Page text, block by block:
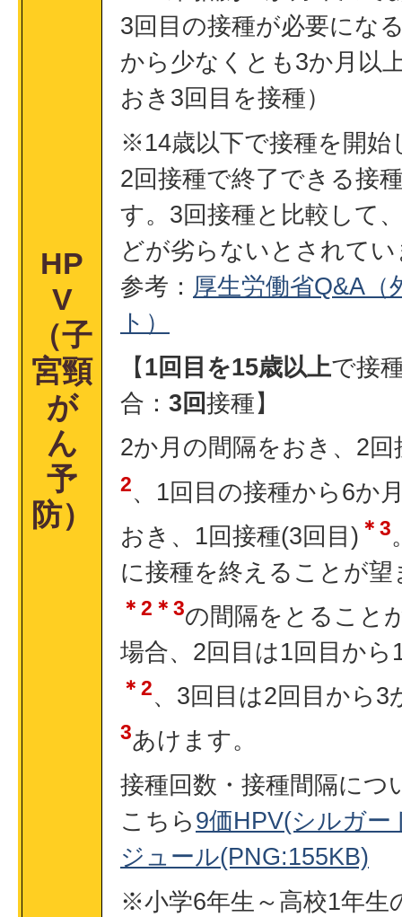
HP
V
（子
宮頸
が
ん
予
防）
3回目の接種が必要にな
から少なくとも3か月以
おき3回目を接種）
※14歳以下で接種を開始
2回接種で終了できる接
す。3回接種と比較して
どが劣らないとされて
参考： 厚生労働省Q&A（
ト）
【1回目を15歳以上で接
合： 3回接種】
2か月の間隔をおき、2回
2、1回目の接種から6か
おき、1回接種(3回目) ＊3
に接種を終えることが望
＊2＊3の間隔をとること
場合、2回目は1回目から
＊2、3回目は2回目から3
3あけます。
接種回数・接種間隔につ
こちら9価HPV(シルガー
ジュール(PNG:155KB)
※小学6年生～高校1年生